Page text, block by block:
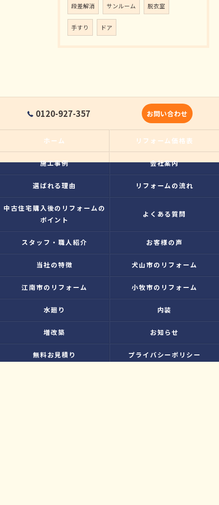
段差解消 サンルーム 脱衣室
手すり ドア
0120-927-357 お問い合わせ
ホーム リフォーム価格表
施工事例 会社案内
選ばれる理由 リフォームの流れ
中古住宅購入後のリフォームの
ポイント
よくある質問
スタッフ・職人紹介 お客様の声
当社の特徴 犬山市のリフォーム
江南市のリフォーム 小牧市のリフォーム
水廻り 内装
増改築 お知らせ
無料お見積り プライバシーポリシー